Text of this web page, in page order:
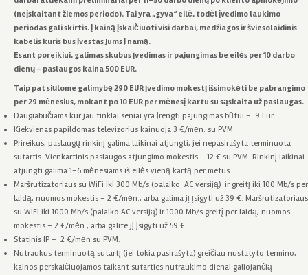
(neįskaitant žiemos periodo). Tai yra „gyva“ eilė, todėl įvedimo laukimo
periodas gali skirtis. Į kainą įskaičiuoti visi darbai, medžiagos ir šviesolaidinis
kabelis kuris bus įvestas Jums į namą.
Esant poreikiui, galimas skubus įvedimas ir pajungimas be eilės per 10 darbo
dienų – paslaugos kaina 500 EUR.
Taip pat siūlome galimybę 290 EUR įvedimo mokestį išsimokėti be pabrangimo
per 29 mėnesius, mokant po 10 EUR per mėnesį kartu su sąskaita už paslaugas.
Daugiabučiams kur jau tinklai seniai yra įrengti pajungimas būtui – 9 Eur.
Kiekvienas papildomas televizorius kainuoja 3 €/mėn. su PVM.
Prireikus, paslaugų rinkinį galima laikinai atjungti, jei nepasirašyta terminuota
sutartis. Vienkartinis paslaugos atjungimo mokestis – 12 € su PVM. Rinkinį laikinai
atjungti galima 1–6 mėnesiams iš eilės vieną kartą per metus.
Maršrutizatoriaus su WiFi iki 300 Mb/s (palaiko AC versiją) ir greitį iki 100 Mb/s per
laidą, nuomos mokestis – 2 €/mėn., arba galima jį įsigyti už 39 €. Maršrutizatoriaus
su WiFi iki 1000 Mb/s (palaiko AC versiją) ir 1000 Mb/s greitį per laidą, nuomos
mokestis – 2 €/mėn., arba galite jį įsigyti už 59 €.
Statinis IP – 2 €/mėn su PVM.
Nutraukus terminuotą sutartį (jei tokia pasirašyta) greičiau nustatyto termino,
kainos perskaičiuojamos taikant sutarties nutraukimo dienai galiojančią